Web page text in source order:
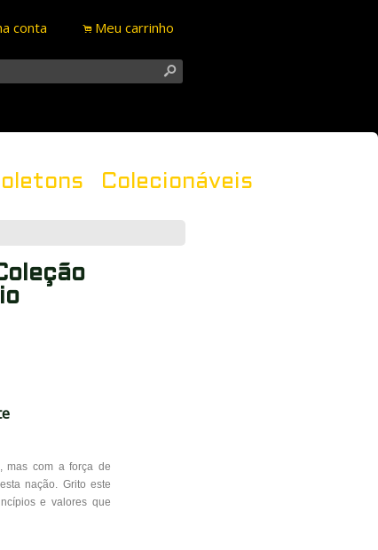
conta . Meu carrinho
s
Colecionáveis
mas com a força de
nação. Grito este
e valores que